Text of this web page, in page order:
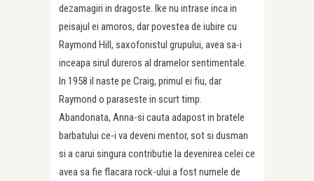
dezamagiri in dragoste. Ike nu intrase inca in
peisajul ei amoros, dar povestea de iubire cu
Raymond Hill, saxofonistul grupului, avea sa-i
inceapa sirul dureros al dramelor sentimentale.
In 1958 il naste pe Craig, primul ei fiu, dar
Raymond o paraseste in scurt timp.
Abandonata, Anna-si cauta adapost in bratele
barbatului ce-i va deveni mentor, sot si dusman
si a carui singura contributie la devenirea celei ce
avea sa fie flacara rock-ului a fost numele de